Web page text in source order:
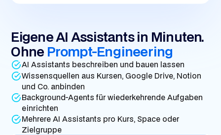
Eigene AI Assistants in Minuten.
Ohne Prompt-Engineering
AI Assistants beschreiben und bauen lassen
Wissensquellen aus Kursen, Google Drive, Notion
und Co. anbinden
Background-Agents für wiederkehrende Aufgaben
einrichten
Mehrere AI Assistants pro Kurs, Space oder
Zielgruppe